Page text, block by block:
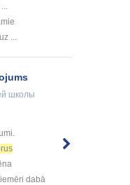
...
школы
dabā